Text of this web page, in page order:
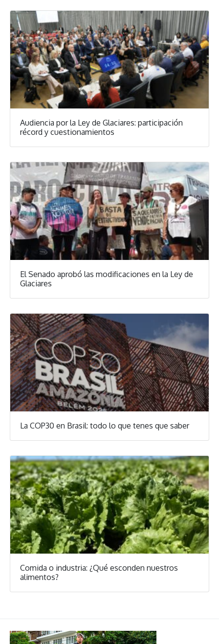
Audiencia por la Ley de Glaciares: participación
récord y cuestionamientos
El Senado aprobó las modificaciones en la Ley de
Glaciares
La COP30 en Brasil: todo lo que tenes que saber
Comida o industria: ¿Qué esconden nuestros
alimentos?